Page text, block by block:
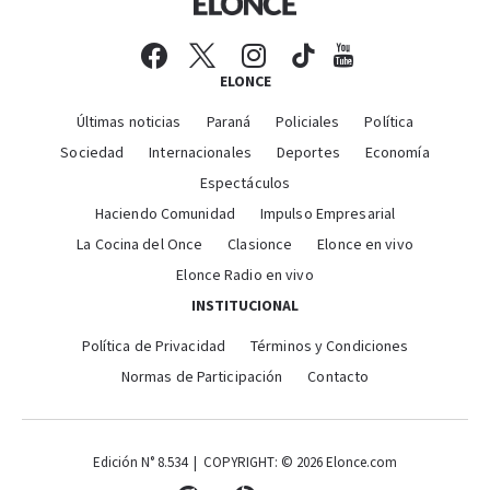
ELONCE
Últimas noticias Paraná Policiales
Política
Sociedad
Internacionales Deportes
Economía
Espectáculos
Haciendo Comunidad
Impulso Empresarial
La Cocina del Once
Clasionce
Elonce en vivo
Elonce Radio en vivo
INSTITUCIONAL
Política de Privacidad
Términos y Condiciones
Normas de Participación
Contacto
Edición N° 8.534 | COPYRIGHT: © 2026 Elonce.com